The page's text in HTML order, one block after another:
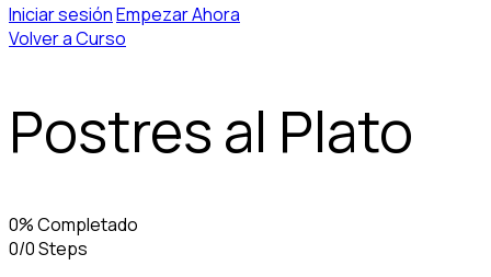
Iniciar sesiónEmpezar Ahora
Volver a Curso
Postres al Plato
0% Completado
0/0 Steps